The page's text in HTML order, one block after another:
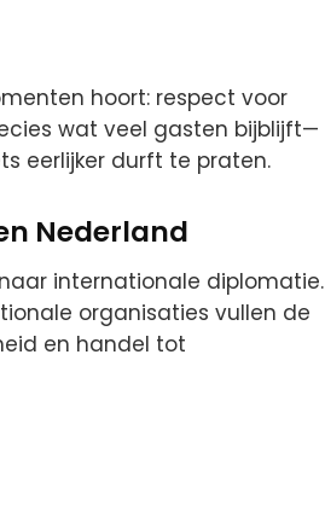
hoort: respect voor
wat veel gasten bijblijft—
eerlijker durft te praten.
Nederland
internationale diplomatie.
organisaties vullen de
en handel tot